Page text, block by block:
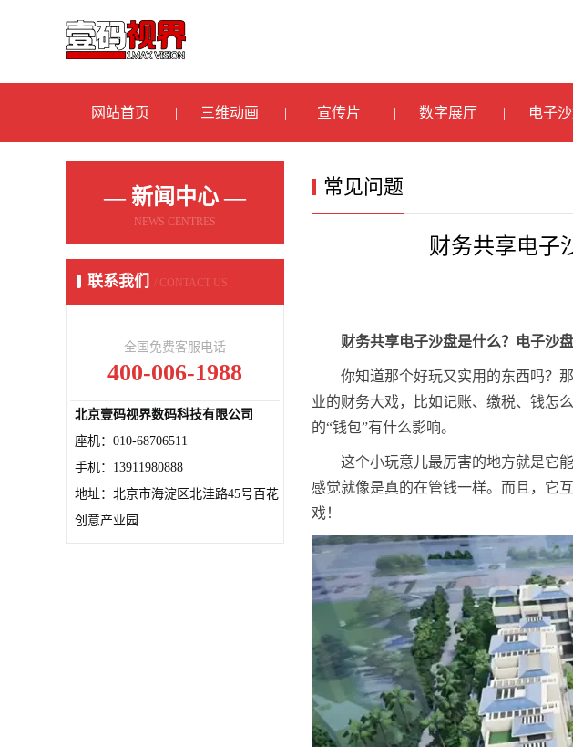
网站首页 三维动画 宣传片 数字展厅 电子
— 新闻中心 —
NEWS CENTRES
联系我们 / CONTACT US
全国免费客服电话
400-006-1988
北京壹码视界数码科技有限公司
座机：010-68706511
手机：13911980888
地址：北京市海淀区北洼路45号百花
创意产业园
常见问题
财务共享电子
财务共享电子沙盘是什么？电子沙
你知道那个好玩又实用的东西吗？
业的财务大戏，比如记账、缴税、钱怎
的“钱包”有什么影响。
这个小玩意儿最厉害的地方就是它
感觉就像是真的在管钱一样。而且，它
戏！